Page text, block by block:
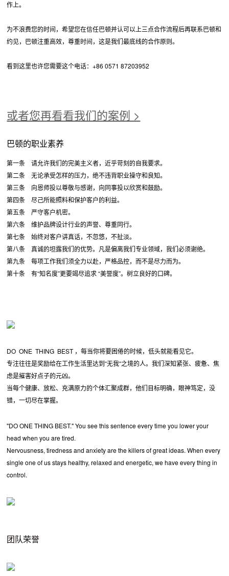
作上。
为不浪费您的时间，希望您在信任巴顿并认可以上三点合作流程后再联系巴顿和
约见，巴顿注重高效，尊重时间，这是我们最底线的合作原则。
看到这里也许您需要这个电话：+86 0571 87203952
或者您再看看我们的案例 >
巴顿的职业素养
第一条 请允许我们的完美主义者，近乎苛刻的自我要求。
第二条 无论承受怎样的压力，绝不违背职业操守和良知。
第三条 向恩师投以尊敬与感谢，向同事投以欣赏和鼓励。
第四条 尽己所能照料和保护客户的利益。
第五条 严守客户机密。
第六条 维护品牌设计行业的声誉、尊重同行。
第七条 始终对客户讲真话，不忽悠，不扯淡。
第八条 真诚的坦露我们的优势。凡是偏离我们专业领域，我们必须谢绝。
第九条 每项工作我们须全力以赴，严格品控，而不是尽力而为。
第十条 有“知名度”更要竭尽追求 “美誉度”。树立良好的口碑。
DO ONE THING BEST ，每当你将要困倦的时候，低头就能看见它。
专注往往是奖励给在工作生活里达到“无我“之境的人。我们深知紧张、疲惫、焦
虑是摧害好点子的元凶。
当每个健康、放松、充满原力的个体汇聚成群，他们目标明确，眼神笃定，没
错，一切尽在掌握。
"DO ONE THING BEST." You see this sentence every time you lower your
head when you are tired.
Nervousness, tiredness and anxiety are the killers of great ideas. When every
single one of us stays healthy, relaxed and energetic, we have every thing in
control.
团队荣誉